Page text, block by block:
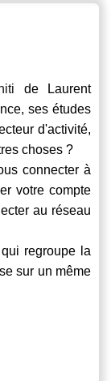
de Laurent
ses études
d'activité,
choses ?
connecter à
votre compte
au réseau
regroupe la
sur un même